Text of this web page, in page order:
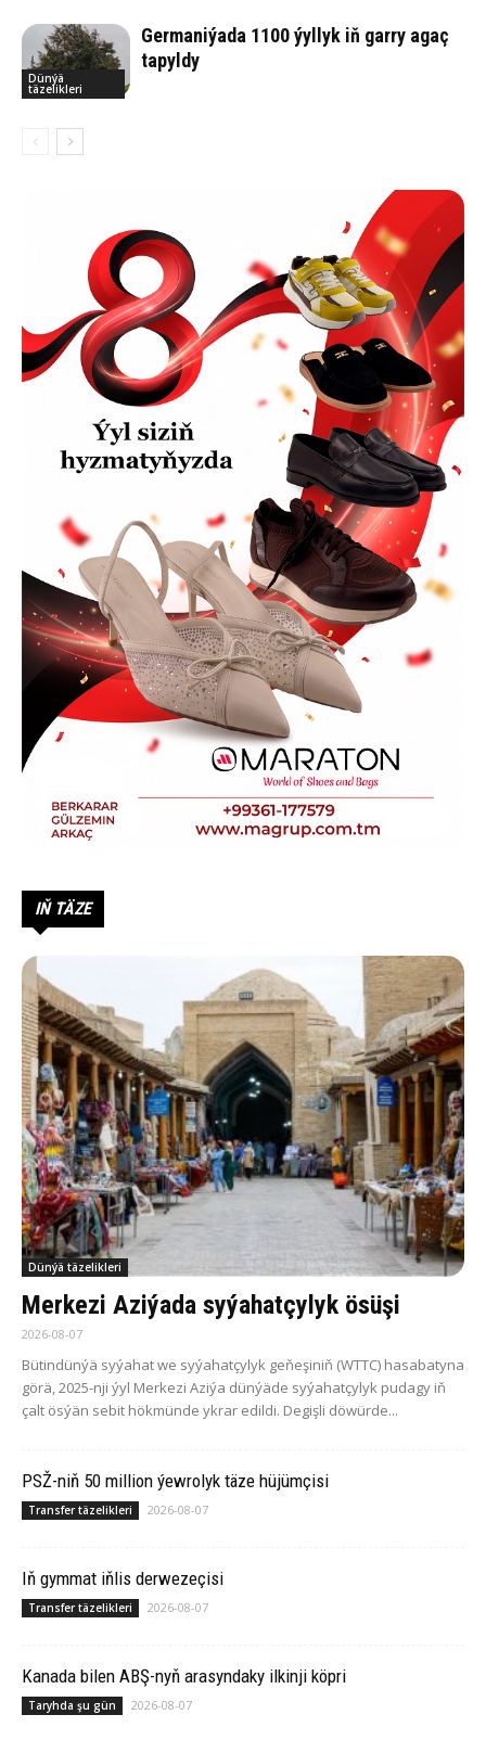
Dünýä
täzelikleri
Germaniýada 1100 ýyllyk iň garry agaç
tapyldy
IŇ TÄZE
Dünýä täzelikleri
Merkezi Aziýada syýahatçylyk ösüşi
2026-08-07
Bütindünýä syýahat we syýahatçylyk geňeşiniň (WTTC) hasabatyna
görä, 2025-nji ýyl Merkezi Aziýa dünýäde syýahatçylyk pudagy iň
çalt ösýän sebit hökmünde ykrar edildi. Degişli döwürde...
PSŽ-niň 50 million ýewrolyk täze hüjümçisi
Transfer täzelikleri 2026-08-07
Iň gymmat iňlis derwezeçisi
Transfer täzelikleri 2026-08-07
Ka­na­da bilen ABŞ-nyň arasyndaky ilkinji köp­ri
Taryhda şu gün 2026-08-07